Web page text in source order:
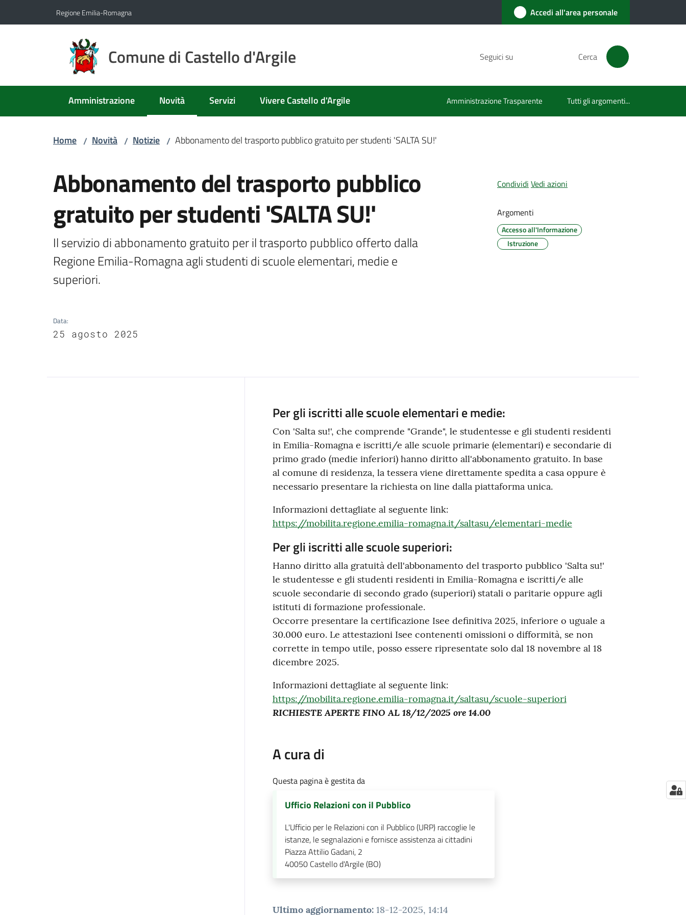
Regione Emilia-Romagna Accedi all'area personale
Comune di Castello d'Argile Seguici su Cerca
Amministrazione Novità
Menu selezionato
Servizi Vivere Castello d'Argile Amministrazione Trasparente Tutti gli argomenti...
Home / Novità / Notizie / Abbonamento del trasporto pubblico gratuito per studenti 'SALTA SU!'
Abbonamento del trasporto pubblico
gratuito per studenti 'SALTA SU!'
Il servizio di abbonamento gratuito per il trasporto pubblico offerto dalla
Regione Emilia-Romagna agli studenti di scuole elementari, medie e
superiori.
Data:
25 agosto 2025
Condividi Vedi azioni
Argomenti
Accesso all'Informazione
Istruzione
Contenuto
Per gli iscritti alle scuole elementari e medie:
Con 'Salta su!', che comprende "Grande", le studentesse e gli studenti residenti
in Emilia-Romagna e iscritti/e alle scuole primarie (elementari) e secondarie di
primo grado (medie inferiori) hanno diritto all'abbonamento gratuito. In base
al comune di residenza, la tessera viene direttamente spedita a casa oppure è
necessario presentare la richiesta on line dalla piattaforma unica.
Informazioni dettagliate al seguente link:
https://mobilita.regione.emilia-romagna.it/saltasu/elementari-medie
Per gli iscritti alle scuole superiori:
Hanno diritto alla gratuità dell'abbonamento del trasporto pubblico 'Salta su!'
le studentesse e gli studenti residenti in Emilia-Romagna e iscritti/e alle
scuole secondarie di secondo grado (superiori) statali o paritarie oppure agli
istituti di formazione professionale.
Occorre presentare la certificazione Isee definitiva 2025, inferiore o uguale a
30.000 euro. Le attestazioni Isee contenenti omissioni o difformità, se non
corrette in tempo utile, posso essere ripresentate solo dal 18 novembre al 18
dicembre 2025.
Informazioni dettagliate al seguente link:
https://mobilita.regione.emilia-romagna.it/saltasu/scuole-superiori
RICHIESTE APERTE FINO AL 18/12/2025 ore 14.00
A cura di
Questa pagina è gestita da
Ufficio Relazioni con il Pubblico
L'Ufficio per le Relazioni con il Pubblico (URP) raccoglie le
istanze, le segnalazioni e fornisce assistenza ai cittadini
Piazza Attilio Gadani, 2
40050 Castello d'Argile (BO)
Ultimo aggiornamento: 18-12-2025, 14:14